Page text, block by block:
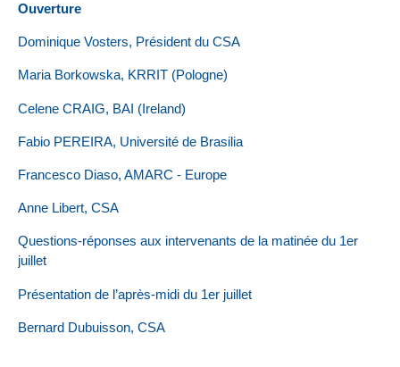
Ouverture
Dominique Vosters, Président du CSA
Maria Borkowska, KRRIT (Pologne)
Celene CRAIG, BAI (Ireland)
Fabio PEREIRA, Université de Brasilia
Francesco Diaso, AMARC - Europe
Anne Libert, CSA
Questions-réponses aux intervenants de la matinée du 1er
juillet
Présentation de l’après-midi du 1er juillet
Bernard Dubuisson, CSA